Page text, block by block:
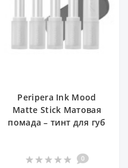
Peripera Ink Mood
Matte Stick Матовая
помада – тинт для губ
0